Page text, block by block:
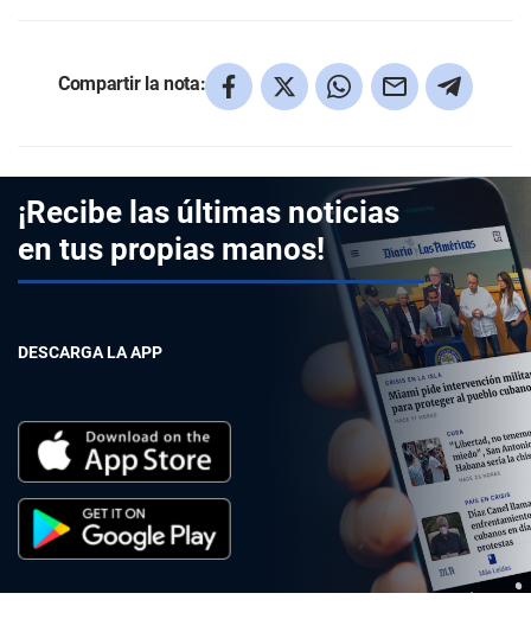
Compartir la nota:
¡Recibe las últimas noticias
en tus propias manos!
DESCARGA LA APP